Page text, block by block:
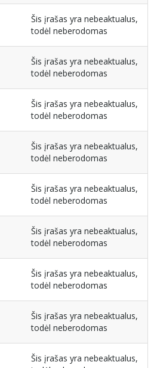
Šis įrašas yra nebeaktualus,
todėl neberodomas
Šis įrašas yra nebeaktualus,
todėl neberodomas
Šis įrašas yra nebeaktualus,
todėl neberodomas
Šis įrašas yra nebeaktualus,
todėl neberodomas
Šis įrašas yra nebeaktualus,
todėl neberodomas
Šis įrašas yra nebeaktualus,
todėl neberodomas
Šis įrašas yra nebeaktualus,
todėl neberodomas
Šis įrašas yra nebeaktualus,
todėl neberodomas
Šis įrašas yra nebeaktualus,